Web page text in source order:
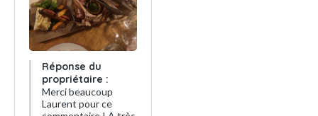
Réponse du
propriétaire :
Merci beaucoup
Laurent pour ce